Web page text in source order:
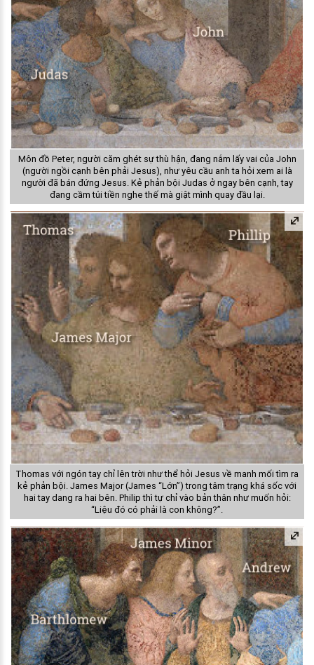
Môn đồ Peter, người căm ghét sự thù hận, đang nắm lấy vai của John
(người ngồi cạnh bên phải Jesus), như yêu cầu anh ta hỏi xem ai là
người đã bán đứng Jesus. Kẻ phản bội Judas ở ngay bên cạnh, tay
đang cầm túi tiền nghe thế mà giật mình quay đầu lại.
Thomas với ngón tay chỉ lên trời như thể hỏi Jesus về manh mối tìm ra
kẻ phản bội. James Major (James “Lớn”) trong tâm trạng khá sốc với
hai tay dang ra hai bên. Philip thì tự chỉ vào bản thân như muốn hỏi:
“Liệu đó có phải là con không?”.